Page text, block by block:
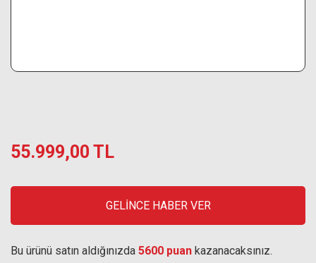
55.999,00 TL
GELİNCE HABER VER
Bu ürünü satın aldığınızda 5600 puan kazanacaksınız.